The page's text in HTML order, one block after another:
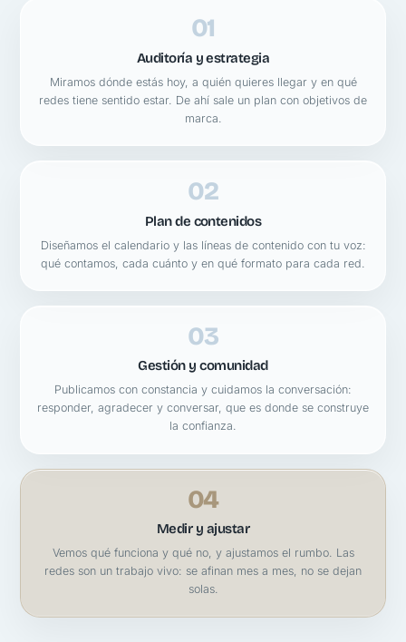
01
Auditoría y estrategia
Miramos dónde estás hoy, a quién quieres llegar y en qué
redes tiene sentido estar. De ahí sale un plan con objetivos de
marca.
02
Plan de contenidos
Diseñamos el calendario y las líneas de contenido con tu voz:
qué contamos, cada cuánto y en qué formato para cada red.
03
Gestión y comunidad
Publicamos con constancia y cuidamos la conversación:
responder, agradecer y conversar, que es donde se construye
la confianza.
04
Medir y ajustar
Vemos qué funciona y qué no, y ajustamos el rumbo. Las
redes son un trabajo vivo: se afinan mes a mes, no se dejan
solas.